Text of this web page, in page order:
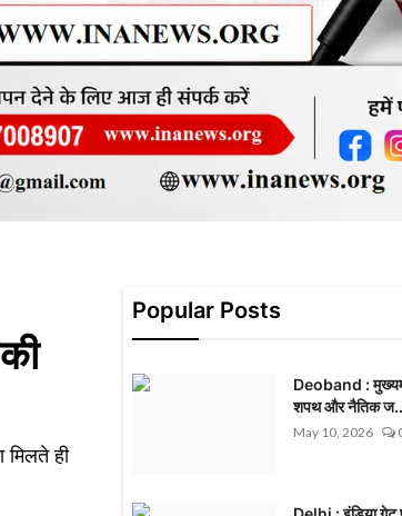
ही
Popular Posts
Deoband :
शपथ और नैतिक
May 10, 2026